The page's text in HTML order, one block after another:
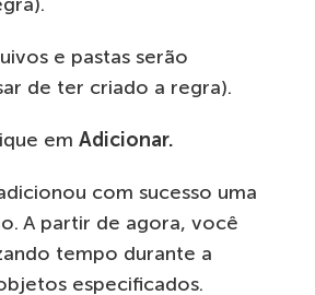
e pastas serão
de ter criado a regra).
em Adicionar.
com sucesso uma
A partir de agora, você
tempo durante a
especificados.